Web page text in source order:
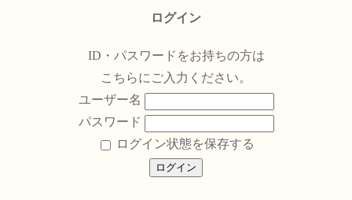
ログイン
ID・パスワードをお持ちの方は
こちらにご入力ください。
ユーザー名
パスワード
ログイン状態を保存する